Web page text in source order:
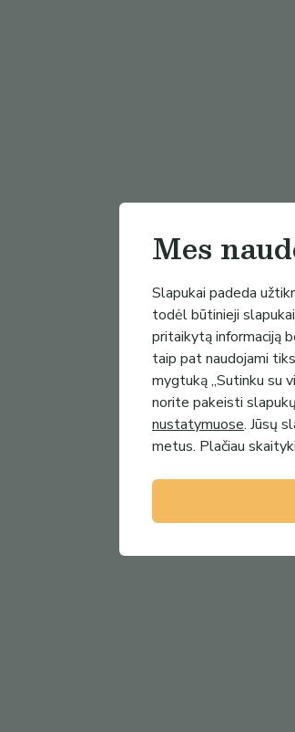
Mes
Slapukai padeda
todėl būtinieji
pritaikytą informaciją
taip pat naudojami
mygtuką „Sutinku su
norite pakeisti
nustatymuose. Jūsų
metus. Plačiau